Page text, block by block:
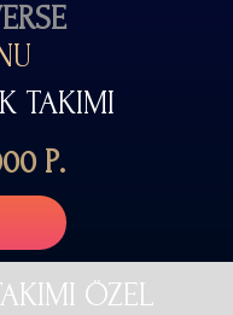
TAKIMI
Р.
ÖZEL